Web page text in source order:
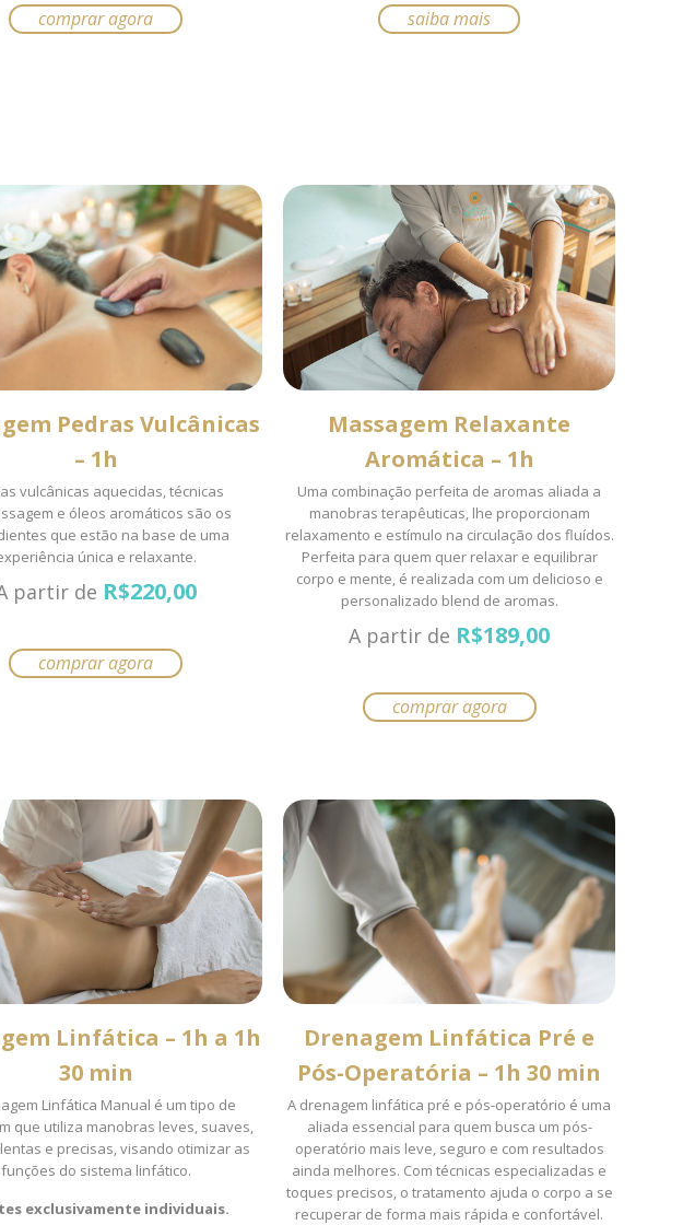
comprar agora saiba mais
Este
As
opções
podem
ser
escolhidas
na
página
produto
Pedras Vulcânicas
– 1h
vulcânicas aquecidas, técnicas
e óleos aromáticos são os
que estão na base de uma
única e relaxante.
partir de R$220,00
comprar agora
Massagem Relaxante
Aromática – 1h
Uma combinação perfeita de aromas aliada a
manobras terapêuticas, lhe proporcionam
relaxamento e estímulo na circulação dos fluídos.
Perfeita para quem quer relaxar e equilibrar
corpo e mente, é realizada com um delicioso e
personalizado blend de aromas.
A partir de R$189,00
comprar agora
Linfática – 1h a 1h
30 min
Linfática Manual é um tipo de
que utiliza manobras leves, suaves,
e precisas, visando otimizar as
funções do sistema linfático.
exclusivamente individuais.
Drenagem Linfática Pré e
Pós-Operatória – 1h 30 min
A drenagem linfática pré e pós-operatório é uma
aliada essencial para quem busca um pós-
operatório mais leve, seguro e com resultados
ainda melhores. Com técnicas especializadas e
toques precisos, o tratamento ajuda o corpo a se
recuperar de forma mais rápida e confortável.